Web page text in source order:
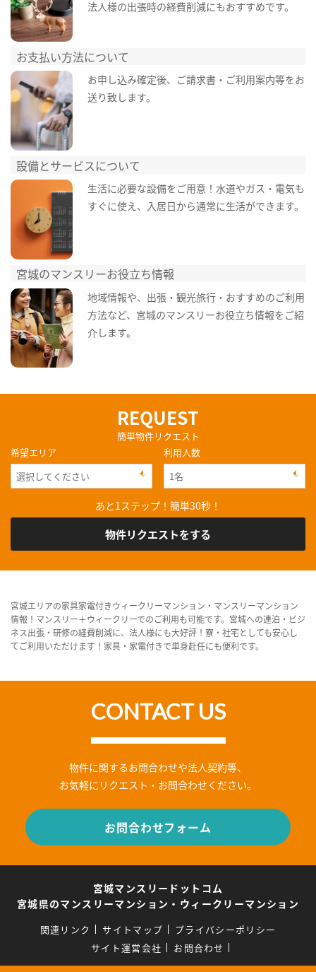
法人様の出張時の経費削減にもおすすめです。
お支払い方法について
お申し込み確定後、ご請求書・ご利用案内等をお
送り致します。
設備とサービスについて
生活に必要な設備をご用意！水道やガス・電気も
すぐに使え、入居日から通常に生活ができます。
宮城のマンスリーお役立ち情報
地域情報や、出張・観光旅行・おすすめのご利用
方法など、宮城のマンスリーお役立ち情報をご紹
介します。
REQUEST
簡単物件リクエスト
希望エリア
利用人数
あと1ステップ！簡単30秒！
物件リクエストをする
宮城エリアの家具家電付きウィークリーマンション・マンスリーマンション
情報！マンスリー＋ウィークリーでのご利用も可能です。宮城への連泊・ビジ
ネス出張・研修の経費削減に、法人様にも大好評！寮・社宅としても安心し
てご利用いただけます！家具・家電付きで単身赴任にも便利です。
CONTACT US
物件に関するお問合わせや法人契約等、
お気軽にリクエスト・お問合わせください。
お問合わせフォーム
宮城マンスリードットコム
宮城県のマンスリーマンション・ウィークリーマンション
関連リンク サイトマップ
プライバシーポリシー
サイト運営会社
お問合わせ